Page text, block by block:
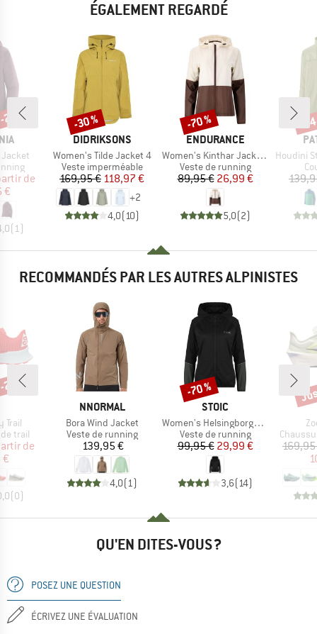
ÉGALEMENT REGARDÉ
réduit
de
€
(1 )
%
MARQUE
DIDRIKSONS
Article
Women's Tilde Jacket 4
Product group
Veste imperméable
Prix
169,95 €Prix réduit
118,97 €
+2
4,0(10)
Remise
-30 %
MARQUE
ENDURANCE
Article
Women's Kinthar Jacket with Hood
Product group
Veste de running
Prix
89,95 €Prix réduit
26,99 €
5,0(2)
Remise
-70 %
Article
Houdini
-
RECOMMANDÉS PAR LES AUTRES ALPINISTES
Trail
trail
réduit
de
€
(0)
%
MARQUE
NNORMAL
Article
Bora Wind Jacket
Product group
Veste de running
Prix
139,95 €
4,0(1)
MARQUE
STOIC
Article
Women's HelsingborgSt. Performance Hoody
Product group
Veste de running
Prix
99,95 €Prix réduit
29,99 €
3,6(14)
Remise
-70 %
Product
QU'EN DITES-VOUS ?
POSEZ UNE QUESTION
ÉCRIVEZ UNE ÉVALUATION